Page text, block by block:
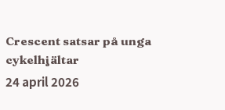
Crescent satsar på unga
cykelhjältar
24 april 2026